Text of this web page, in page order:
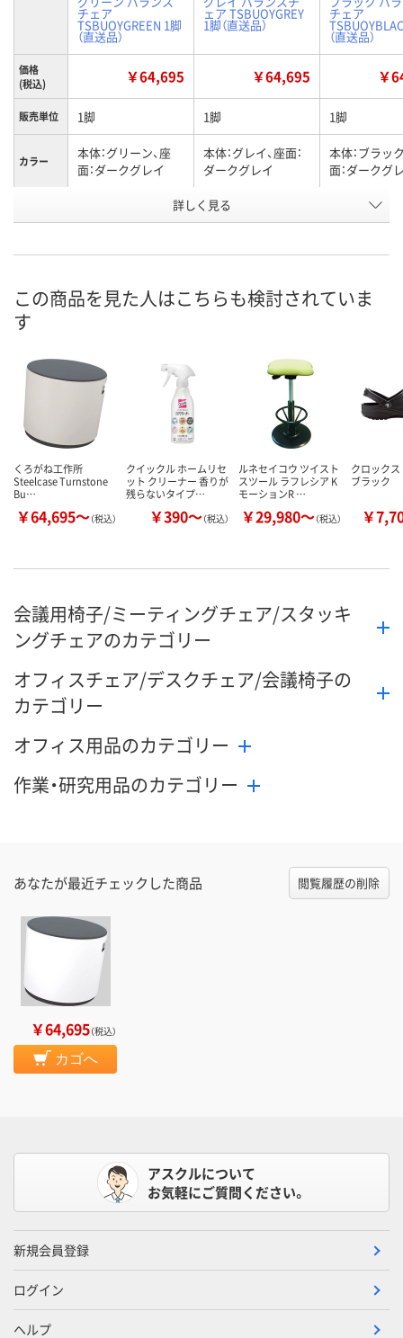
チェア
TSBUOYGREEN 1脚
（直送品）
ェア TSBUOYGREY
1脚（直送品）
チェア
（直送品）
価格
(税込)
￥64,695 ￥64,695 ￥
販売単位 1脚 1脚 1脚
カラー
本体：グリーン、座
面：ダークグレイ
本体：グレイ、座面：
ダークグレイ
本体：ブラッ
面：ダークグ
P123479 P123477
8月27日（木）まで
販売停止中です
カゴへ
詳しく見る
この商品を見た人はこちらも検討されていま
す
くろがね工作所
Steelcase Turnstone
Bu…
￥64,695～（税込）
クイックル ホームリセ
ット クリーナー 香りが
残らないタイプ…
￥390～（税込）
ルネセイコウ ツイスト
スツール ラフレシア K
モーションR …
￥29,980～（税込）
クロック
ブラック
￥
会議用椅子/ミーティングチェア/スタッキ
ングチェアのカテゴリー
オフィスチェア/デスクチェア/会議椅子の
カテゴリー
オフィス用品のカテゴリー
作業・研究用品のカテゴリー
あなたが最近チェックした商品 閲覧履歴の削除
￥64,695（税込）
カゴへ
アスクルについて
お気軽にご質問ください。
新規会員登録
ログイン
ヘルプ